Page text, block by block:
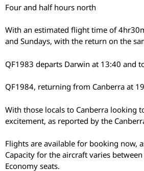
Four and half hours north
With an estimated flight time of
and Sundays, with the return on the
QF1983 departs Darwin at 13:40 and
QF1984, returning from Canberra at
With those locals to Canberra looking
excitement, as reported by the
Flights are available for booking now,
Capacity for the aircraft varies
Economy seats.